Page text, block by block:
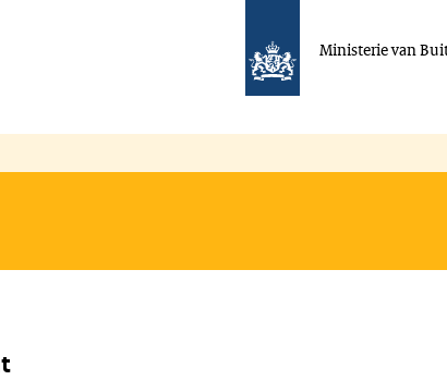
Ministerie van